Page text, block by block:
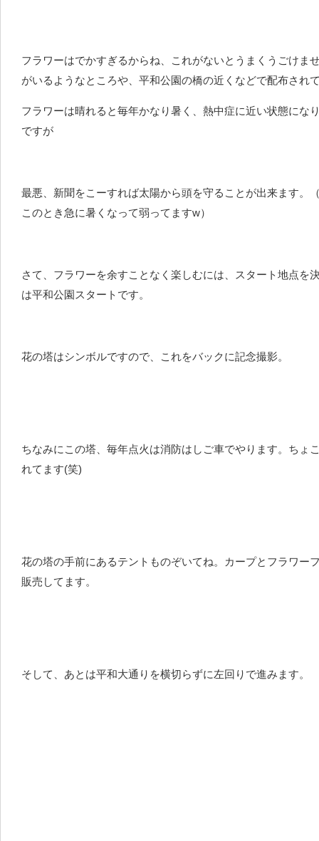
フラワーはでかすぎるからね、これがないとうまくうごけま
がいるようなところや、平和公園の橋の近くなどで配布され
フラワーは晴れると毎年かなり暑く、熱中症に近い状態にな
ですが
最悪、新聞をこーすれば太陽から頭を守ることが出来ます。
このとき急に暑くなって弱ってますw）
さて、フラワーを余すことなく楽しむには、スタート地点を
は平和公園スタートです。
花の塔はシンボルですので、これをバックに記念撮影。
ちなみにこの塔、毎年点火は消防はしご車でやります。ちょ
れてます(笑)
花の塔の手前にあるテントものぞいてね。カープとフラワー
販売してます。
そして、あとは平和大通りを横切らずに左回りで進みます。